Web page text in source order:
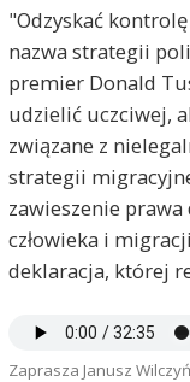
"Odzyskać
nazwa strategii
premier Donald
udzielić uczciwej,
związane z
strategii
zawieszenie
człowieka i
deklaracja, której
Zaprasza Janusz